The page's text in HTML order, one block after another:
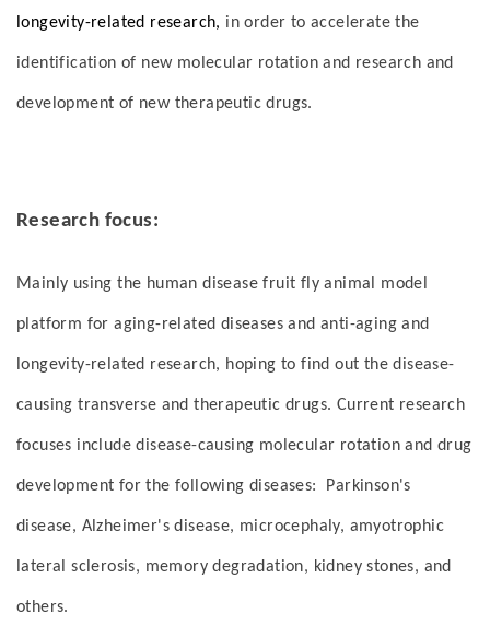
longevity-related research, in order to accelerate the
identification of new molecular rotation and research and
development of new therapeutic drugs.
Research focus:
Mainly using the human disease fruit fly animal model
platform for aging-related diseases and anti-aging and
longevity-related research, hoping to find out the disease-
causing transverse and therapeutic drugs. Current research
focuses include disease-causing molecular rotation and drug
development for the following diseases: Parkinson's
disease, Alzheimer's disease, microcephaly, amyotrophic
lateral sclerosis, memory degradation, kidney stones, and
others.